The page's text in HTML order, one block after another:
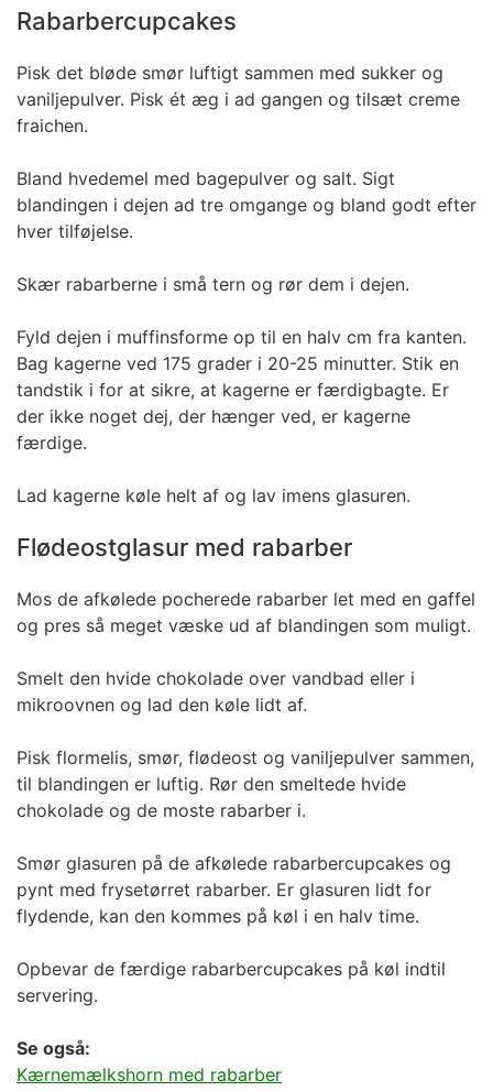
Rabarbercupcakes
Pisk det bløde smør luftigt sammen med sukker og
vaniljepulver. Pisk ét æg i ad gangen og tilsæt creme
fraichen.
Bland hvedemel med bagepulver og salt. Sigt
blandingen i dejen ad tre omgange og bland godt efter
hver tilføjelse.
Skær rabarberne i små tern og rør dem i dejen.
Fyld dejen i muffinsforme op til en halv cm fra kanten.
Bag kagerne ved 175 grader i 20-25 minutter. Stik en
tandstik i for at sikre, at kagerne er færdigbagte. Er
der ikke noget dej, der hænger ved, er kagerne
færdige.
Lad kagerne køle helt af og lav imens glasuren.
Flødeostglasur med rabarber
Mos de afkølede pocherede rabarber let med en gaffel
og pres så meget væske ud af blandingen som muligt.
Smelt den hvide chokolade over vandbad eller i
mikroovnen og lad den køle lidt af.
Pisk flormelis, smør, flødeost og vaniljepulver sammen,
til blandingen er luftig. Rør den smeltede hvide
chokolade og de moste rabarber i.
Smør glasuren på de afkølede rabarbercupcakes og
pynt med frysetørret rabarber. Er glasuren lidt for
flydende, kan den kommes på køl i en halv time.
Opbevar de færdige rabarbercupcakes på køl indtil
servering.
Se også:
Kærnemælkshorn med rabarber